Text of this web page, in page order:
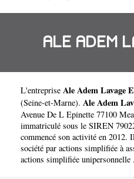
ALE ADEM
L'entreprise Ale Adem Lavage
(Seine-et-Marne). Ale Adem
Avenue De L Epinette 77100
immatriculé sous le SIREN
commencé son activité en 2012.
société par actions simplifiée à
actions simplifiée unipersonnelle .